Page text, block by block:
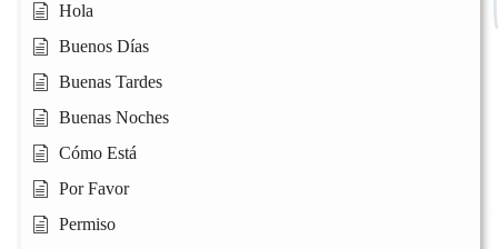
Hola
Buenos Días
Buenas Tardes
Buenas Noches
Cómo Está
Por Favor
Permiso